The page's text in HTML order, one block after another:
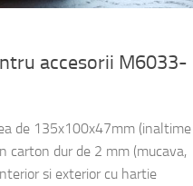
accesorii M6033-
de 135x100x47mm (inaltime
carton dur de 2 mm (mucava,
si exterior cu hartie